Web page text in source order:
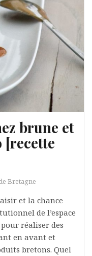
brune et
[recette
Bretagne
et la chance
de l’espace
réaliser des
en avant et
bretons. Quel